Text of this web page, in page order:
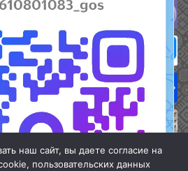
наш сайт, вы даете согласие на
пользовательских данных